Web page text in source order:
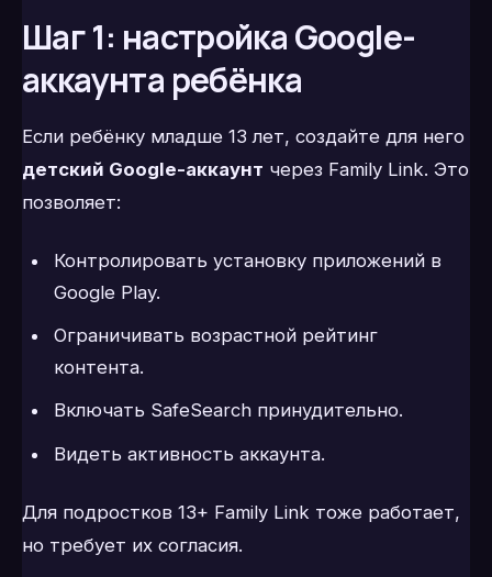
Шаг 1: настройка Google-
аккаунта ребёнка
Если ребёнку младше 13 лет, создайте для него
детский Google-аккаунт через Family Link. Это
позволяет:
Контролировать установку приложений в
Google Play.
Ограничивать возрастной рейтинг
контента.
Включать SafeSearch принудительно.
Видеть активность аккаунта.
Для подростков 13+ Family Link тоже работает,
но требует их согласия.